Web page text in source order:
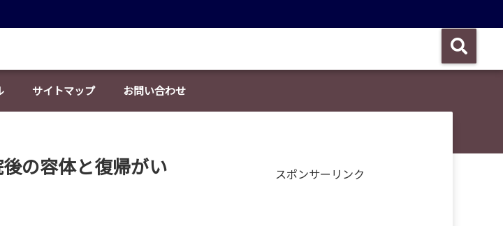
サイトマップ お問い合わせ
の容体と復帰がい
スポンサーリンク